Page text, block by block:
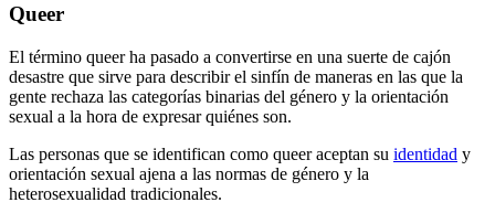
Queer
El término queer ha pasado a convertirse en una suerte de cajón
desastre que sirve para describir el sinfín de maneras en las que la
gente rechaza las categorías binarias del género y la orientación
sexual a la hora de expresar quiénes son.
Las personas que se identifican como queer aceptan su identidad y
orientación sexual ajena a las normas de género y la
heterosexualidad tradicionales.